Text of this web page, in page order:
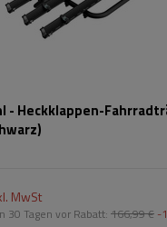
- Heckklappen-
MwSt
30 Tagen vor Rabatt: 166,99 € -